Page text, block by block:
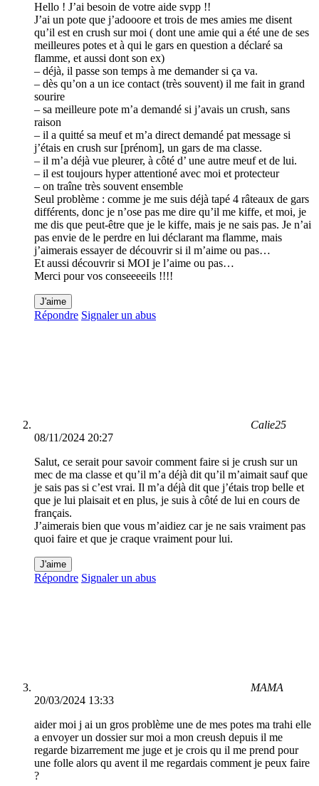
Hello ! J’ai besoin de votre aide svpp !!
J’ai un pote que j’adooore et trois de mes amies me disent
qu’il est en crush sur moi ( dont une amie qui a été une de ses
meilleures potes et à qui le gars en question a déclaré sa
flamme, et aussi dont son ex)
– déjà, il passe son temps à me demander si ça va.
– dès qu’on a un ice contact (très souvent) il me fait in grand
sourire
– sa meilleure pote m’a demandé si j’avais un crush, sans
raison
– il a quitté sa meuf et m’a direct demandé pat message si
j’étais en crush sur [prénom], un gars de ma classe.
– il m’a déjà vue pleurer, à côté d’ une autre meuf et de lui.
– il est toujours hyper attentioné avec moi et protecteur
– on traîne très souvent ensemble
Seul problème : comme je me suis déjà tapé 4 râteaux de gars
différents, donc je n’ose pas me dire qu’il me kiffe, et moi, je
me dis que peut-être que je le kiffe, mais je ne sais pas. Je n’ai
pas envie de le perdre en lui déclarant ma flamme, mais
j’aimerais essayer de découvrir si il m’aime ou pas…
Et aussi découvrir si MOI je l’aime ou pas…
Merci pour vos conseeeeils !!!!
J'aime
Répondre Signaler un abus
Calie25
08/11/2024 20:27
Salut, ce serait pour savoir comment faire si je crush sur un
mec de ma classe et qu’il m’a déjà dit qu’il m’aimait sauf que
je sais pas si c’est vrai. Il m’a déjà dit que j’étais trop belle et
que je lui plaisait et en plus, je suis à côté de lui en cours de
français.
J’aimerais bien que vous m’aidiez car je ne sais vraiment pas
quoi faire et que je craque vraiment pour lui.
J'aime
Répondre Signaler un abus
MAMA
20/03/2024 13:33
aider moi j ai un gros problème une de mes potes ma trahi elle
a envoyer un dossier sur moi a mon creush depuis il me
regarde bizarrement me juge et je crois qu il me prend pour
une folle alors qu avent il me regardais comment je peux faire
?